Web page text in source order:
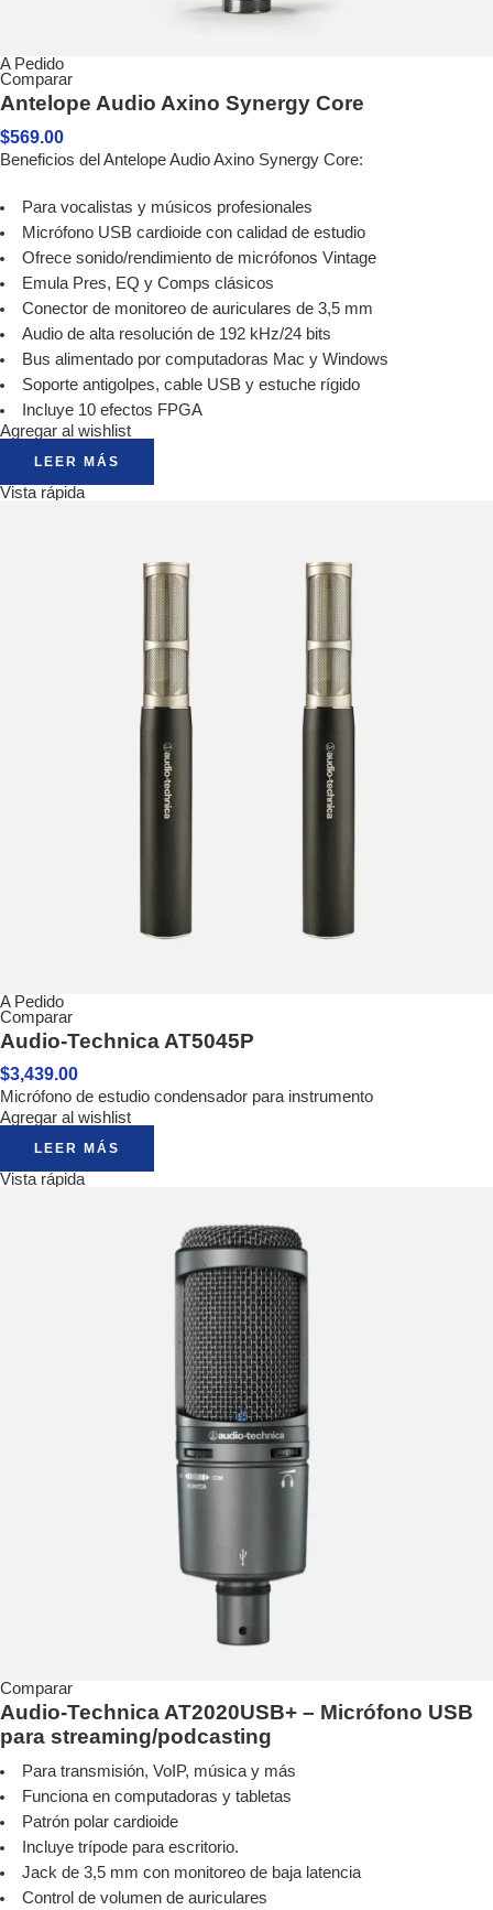
A Pedido
Comparar
Antelope Audio Axino Synergy Core
$569.00
Beneficios del Antelope Audio Axino Synergy Core:
Para vocalistas y músicos profesionales
Micrófono USB cardioide con calidad de estudio
Ofrece sonido/rendimiento de micrófonos Vintage
Emula Pres, EQ y Comps clásicos
Conector de monitoreo de auriculares de 3,5 mm
Audio de alta resolución de 192 kHz/24 bits
Bus alimentado por computadoras Mac y Windows
Soporte antigolpes, cable USB y estuche rígido
Incluye 10 efectos FPGA
Agregar al wishlist
LEER MÁS
Vista rápida
A Pedido
Comparar
Audio-Technica AT5045P
$3,439.00
Micrófono de estudio condensador para instrumento
Agregar al wishlist
LEER MÁS
Vista rápida
Comparar
Audio-Technica AT2020USB+ – Micrófono USB
para streaming/podcasting
Para transmisión, VoIP, música y más
Funciona en computadoras y tabletas
Patrón polar cardioide
Incluye trípode para escritorio.
Jack de 3,5 mm con monitoreo de baja latencia
Control de volumen de auriculares